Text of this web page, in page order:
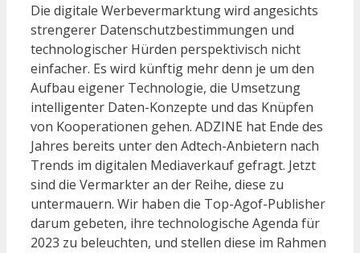
Die digitale Werbevermarktung wird angesichts
strengerer Datenschutzbestimmungen und
technologischer Hürden perspektivisch nicht
einfacher. Es wird künftig mehr denn je um den
Aufbau eigener Technologie, die Umsetzung
intelligenter Daten-Konzepte und das Knüpfen
von Kooperationen gehen. ADZINE hat Ende des
Jahres bereits unter den Adtech-Anbietern nach
Trends im digitalen Mediaverkauf gefragt. Jetzt
sind die Vermarkter an der Reihe, diese zu
untermauern. Wir haben die Top-Agof-Publisher
darum gebeten, ihre technologische Agenda für
2023 zu beleuchten, und stellen diese im Rahmen